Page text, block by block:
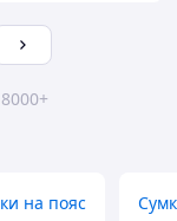
на пояс